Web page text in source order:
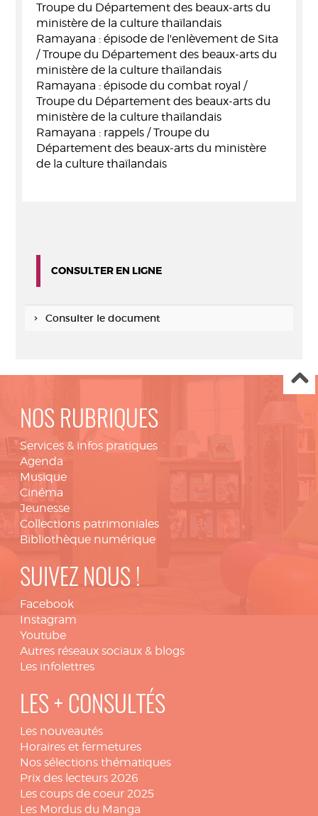
Troupe du Département des beaux-arts du
ministère de la culture thaïlandais
Ramayana : épisode de l'enlèvement de Sita
/ Troupe du Département des beaux-arts du
ministère de la culture thaïlandais
Ramayana : épisode du combat royal /
Troupe du Département des beaux-arts du
ministère de la culture thaïlandais
Ramayana : rappels / Troupe du
Département des beaux-arts du ministère
de la culture thaïlandais
CONSULTER EN LIGNE
Consulter le document
NOS RUBRIQUES
Services & infos pratiques
Agenda
Musique
Cinéma
Jeunesse
Collections patrimoniales
Bibliothèque numérique
SUIVEZ NOUS !
Facebook
Instagram
Youtube
Autres réseaux sociaux & blogs
Les infolettres
LES + CONSULTÉS
Les nouveautés
Horaires et fermetures
Nos sélections thématiques
Prix des lecteurs 2026
Les coups de coeur 2025
Les Mordus du Manga